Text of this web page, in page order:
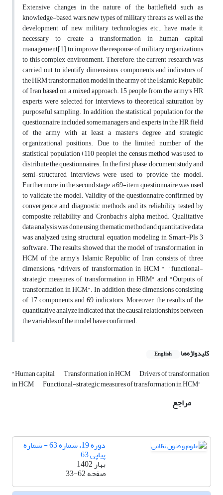
Extensive changes in the nature of the battlefield such as
knowledge-based wars, new types of military threats, as well as the
development of new military technologies, etc., have made it
necessary to create a transformation in human capital
management[1] to improve the response of military organizations
to this complex environment. Therefore, the current research was
carried out to identify dimensions, components and indicators of
the HRM transformation model in the army of the Islamic Republic
of Iran based on a mixed approach. 15 people from the army's HR
experts were selected for interviews to theoretical saturation by
purposeful sampling. In addition, the statistical population for the
questionnaire included some managers and experts in the HR field
of the army with at least a master's degree and strategic
organizational positions. Due to the limited number of the
statistical population (110 people), the census method was used to
distribute the questionnaires. In the first phase, document study and
semi-structured interviews were used to provide the model.
Furthermore, in the second stage, a 69-item questionnaire was used
to validate the model. Validity of the questionnaire confirmed by
convergence and diagnostic methods and its reliability tested by
composite reliability and Cronbach's alpha method. Qualitative
data analysis was done using thematic method and quantitative data
was analyzed using structural equation modeling in Smart-Pls 3
software. The results showed that the model of transformation in
HCM of the army’s Islamic Republic of Iran consists of three
dimensions; "drivers of transformation in HCM ", "functional-
strategic measures of transformation in HRM" and "Outputs of
transformation in HCM". In addition, these dimensions consisting
of 17 components and 69 indicators. Moreover, the results of the
quantitative analyze indicated that the causal relationships between
the variables of the model have confirmed.
کلیدواژه‌ها English
"Human capital Transformation in HCM Drivers of transformation
in HCM Functional-strategic measures of transformation in HCM"
مراجع
دوره 19، شماره 63 - شماره
پیاپی 63
بهار 1402
صفحه33-62